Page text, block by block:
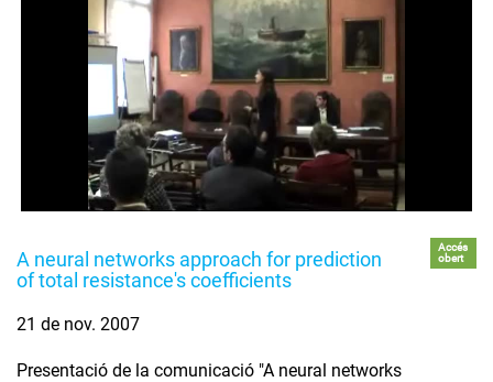
A neural networks approach for prediction
of total resistance's coefficients
Accés
obert
21 de nov. 2007
Presentació de la comunicació "A neural networks